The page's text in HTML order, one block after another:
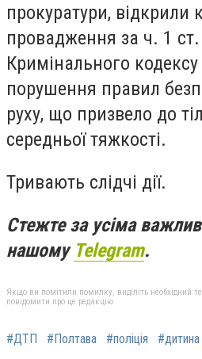
прокуратури, відкрили
провадження за ч. 1
Кримінального
порушення правил
руху, що призвело до
середньої тяжкості.
Тривають слідчі дії.
Стежте за усіма
нашому Telegram.
Якщо ви помітили помилку, виділіть необхідний
повідомити про це редакцію
#ДТП #Полтава #поліція #дитина